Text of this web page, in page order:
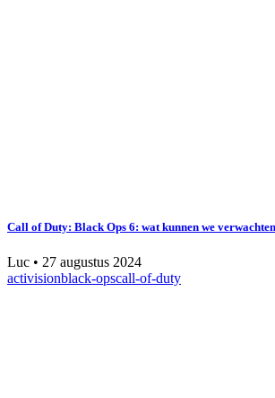
Call of Duty: Black Ops 6: wat kunnen we
Luc • 27 augustus 2024
activisionblack-opscall-of-duty